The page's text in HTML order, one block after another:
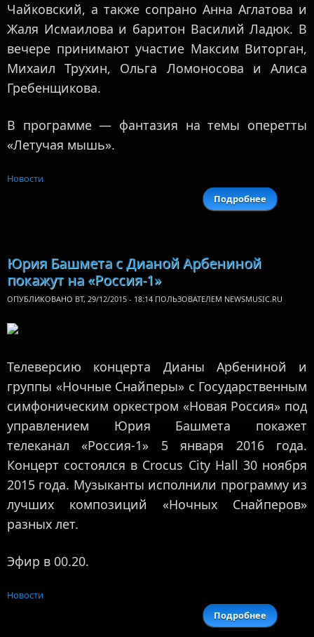
Чайковский, а также сопрано Анна Аглатова и
Жаля Исмаилова и баритон Василий Ладюк. В
вечере принимают участие Максим Виторган,
Михаил Трухин, Ольга Ломоносова и Алиса
Гребенщикова.
В программе — фантазия на темы оперетты
«Летучая мышь».
Новости
Подробнее
Юрия Башмета с Дианой Арбениной
покажут на «Россия-1»
ОПУБЛИКОВАНО ВТ, 29/12/2015 - 18:14 ПОЛЬЗОВАТЕЛЕМ NEWSMUSIC.RU
Телеверсию концерта Дианы Арбениной и
группы «Ночные Снайперы» с Государственным
симфоническим оркестром «Новая Россия» под
управлением Юрия Башмета покажет
телеканал «Россия-1» 5 января 2016 года.
Концерт состоялся в Crocus City Hall 30 ноября
2015 года. Музыканты исполнили программу из
лучших композиций «Ночных Снайперов»
разных лет.
Эфир в 00.20.
Новости
Подробнее
Башмета